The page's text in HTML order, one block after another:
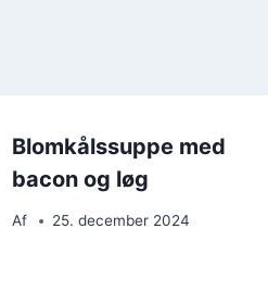
Blomkålssuppe med
bacon og løg
Af 25. december 2024